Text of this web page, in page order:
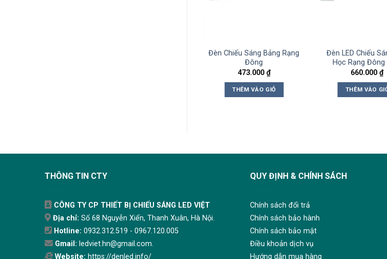
Đèn Chiếu Sáng Bảng Rạng
Đông
473.000 ₫
THÊM VÀO GIỎ
Đèn LED Chiếu
Học Rạng Đông
660.000₫
THÊM VÀO
THÔNG TIN CTY
CÔNG TY CP THIẾT BỊ CHIẾU SÁNG LED VIỆT
Địa chỉ: Số 68 Nguyễn Xiển, Thanh Xuân, Hà Nội.
Hotline: 0932.312.519 - 0967.120.005
Gmail: ledviet.hn@gmail.com.
Website: https://denled.info/
QUY ĐỊNH & CHÍNH SÁCH
Chính sách đổi trả
Chính sách bảo hành
Chính sách bảo mật
Điều khoản dịch vụ
Hướng dẫn mua hàng